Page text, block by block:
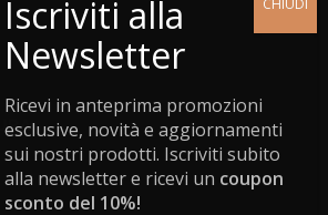
Ricevi in anteprima promozioni
esclusive, novità e aggiornamenti
sui nostri prodotti. Iscriviti subito
alla newsletter e ricevi un coupon
sconto del 10%!